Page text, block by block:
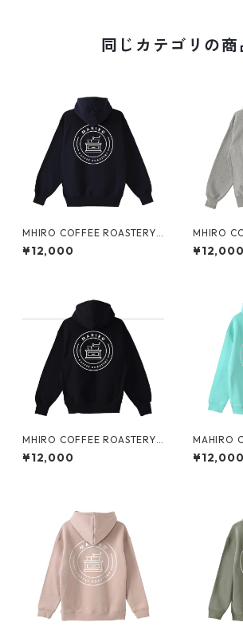
同じカテゴリの商
MHIRO COFFEE ROASTERY
裏起毛ジップパーカー
¥12,000
MHIRO
裏起毛ジ
¥12,000
MHIRO COFFEE ROASTERY
裏起毛ジップパーカー
¥12,000
MAHIRO
裏起毛Big
¥12,000